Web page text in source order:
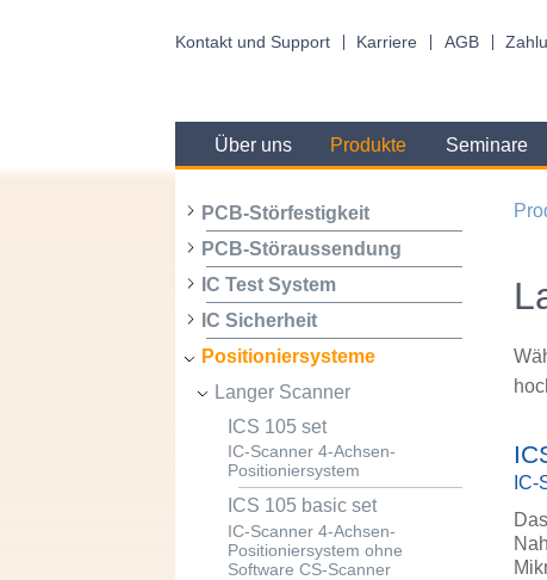
Kontakt und Support Karriere AGB
Über uns Produkte Seminare
PCB-Störfestigkeit
PCB-Störaussendung
IC Test System
IC Sicherheit
Positioniersysteme
Langer Scanner
ICS 105 set
IC-Scanner 4-Achsen-
Positioniersystem
ICS 105 basic set
IC-Scanner 4-Achsen-
Positioniersystem ohne
Software CS-Scanner
IC-